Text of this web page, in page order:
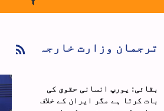
ترجمان وزارت خارجہ
بقائی: یورپ انسانی حقوق کی
بات کرتا ہے مگر ایران کے خلاف